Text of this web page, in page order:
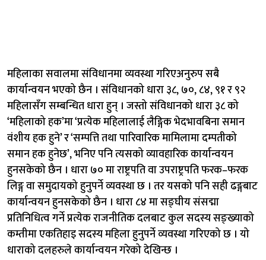
महिलाका सवालमा संविधानमा व्यवस्था गरिएअनुरुप सबै
कार्यान्वयन भएको छैन । संविधानको धारा ३८, ७०, ८४, ९१ र ९२
महिलासँग सम्बन्धित धारा हुन् । जस्तो संविधानको धारा ३८ को
‘महिलाको हक’मा ‘प्रत्येक महिलालाई लैङ्गिक भेदभावबिना समान
वंशीय हक हुने’ र ‘सम्पत्ति तथा पारिवारिक मामिलामा दम्पतीको
समान हक हुनेछ’, भनिए पनि त्यसको व्यावहारिक कार्यान्वयन
हुनसकेको छैन । धारा ७० मा राष्ट्रपति वा उपराष्ट्रपति फरक–फरक
लिङ्ग वा समुदायको हुनुपर्ने व्यवस्था छ । तर यसको पनि सही ढङ्गबाट
कार्यान्वयन हुनसकेको छैन । धारा ८४ मा सङ्घीय संसद्मा
प्रतिनिधित्व गर्ने प्रत्येक राजनीतिक दलबाट कुल सदस्य सङ्ख्याको
कम्तीमा एकतिहाइ सदस्य महिला हुनुपर्ने व्यवस्था गरिएको छ । यो
धाराको दलहरुले कार्यान्वयन गरेको देखिन्छ ।